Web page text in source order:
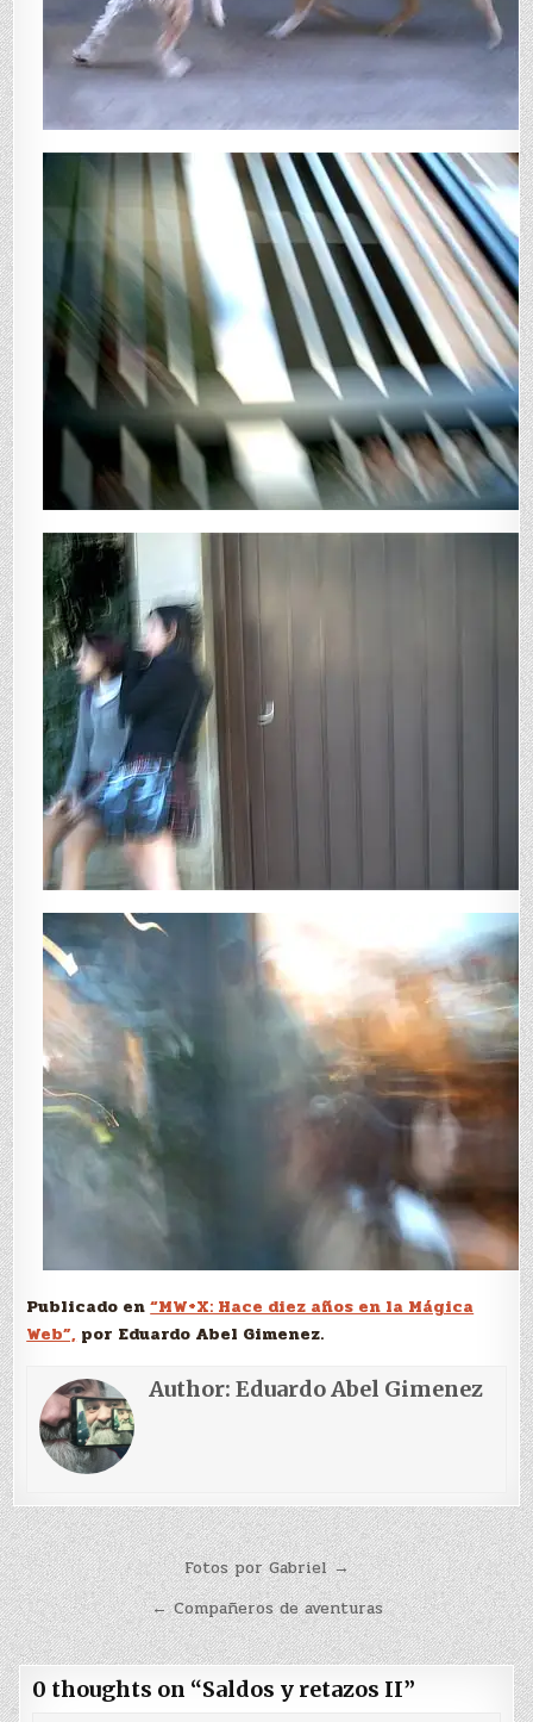
Publicado en“MW+X: Hace diez años en la Mágica
Web”, por Eduardo Abel Gimenez.
Author:Eduardo Abel Gimenez
Navegación
de
entradas
Fotos por Gabriel →
← Compañeros de aventuras
0 thoughts on “Saldos y retazos II”